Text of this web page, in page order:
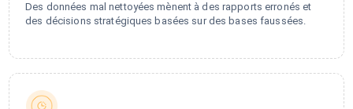
Des données mal nettoyées mènent à des rapports erronés et
des décisions stratégiques basées sur des bases faussées.